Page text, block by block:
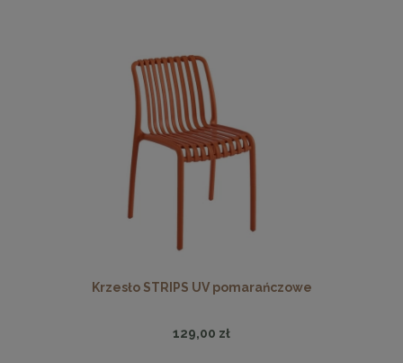
Krzesło STRIPS UV pomarańczowe
129,00 zł